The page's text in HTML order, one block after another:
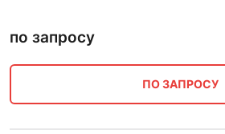
по запросу
ПО ЗАПРОСУ